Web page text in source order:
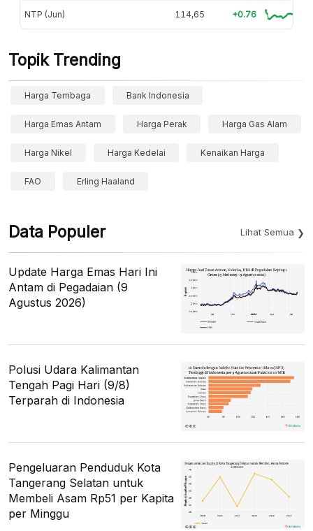
NTP (Jun) 114,65 +0.76
Topik Trending
Harga Tembaga Bank Indonesia
Harga Emas Antam Harga Perak Harga Gas Alam
Harga Nikel Harga Kedelai Kenaikan Harga
FAO Erling Haaland
Data Populer Lihat Semua
Update Harga Emas Hari Ini
Antam di Pegadaian (9
Agustus 2026)
Polusi Udara Kalimantan
Tengah Pagi Hari (9/8)
Terparah di Indonesia
Pengeluaran Penduduk Kota
Tangerang Selatan untuk
Membeli Asam Rp51 per Kapita
per Minggu